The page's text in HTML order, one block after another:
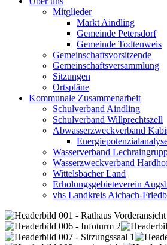
Mitglieder
Markt Aindling
Gemeinde Petersdorf
Gemeinde Todtenweis
Gemeinschaftsvorsitzende
Gemeinschaftsversammlung
Sitzungen
Ortspläne
Kommunale Zusammenarbeit
Schulverband Aindling
Schulverband Willprechtszell
Abwasserzweckverband
Wasserverband
Wasserzweckverband
Wittelsbacher Land
Erholungsgebieteverein
vhs Landkreis Aichach-